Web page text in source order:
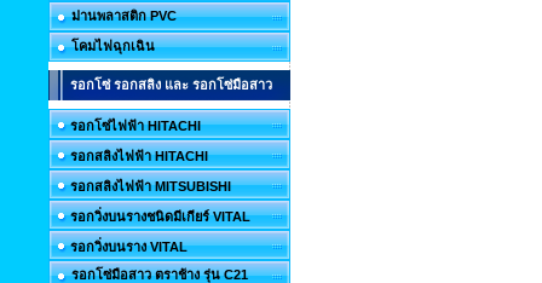
ม่านพลาสติก PVC
โคมไฟฉุกเฉิน
รอกโซ่ รอกสลิง และ รอกโซ่มือสาว
รอกโซ่ไฟฟ้า HITACHI
รอกสลิงไฟฟ้า HITACHI
รอกสลิงไฟฟ้า MITSUBISHI
รอกวิ่งบนรางชนิดมีเกียร์ VITAL
รอกวิ่งบนราง VITAL
รอกโซ่มือสาว ตราช้าง รุ่น C21